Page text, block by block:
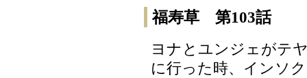
福寿草 第103話
ヨナとユンジェがテ
に行った時、インソ